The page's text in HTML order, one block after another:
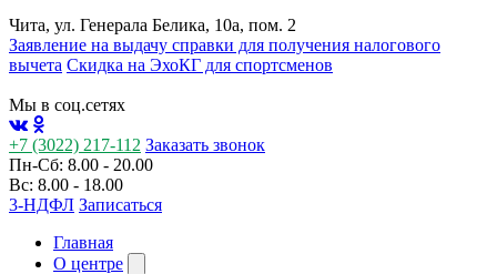
Чита, ул. Генерала Белика, 10а, пом. 2
Заявление на выдачу справки для получения налогового
вычета Cкидка на ЭхоКГ для спортсменов
Мы в соц.сетях
+7 (3022) 217-112 Заказать звонок
Пн-Сб: 8.00 - 20.00
Вс: 8.00 - 18.00
3-НДФЛ Записаться
Главная
О центре